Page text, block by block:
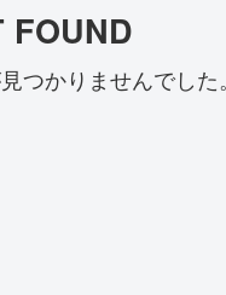
FOUND
つかりませんでした。